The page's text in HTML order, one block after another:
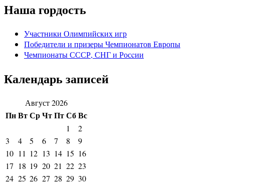
Наша гордость
Участники Олимпийских игр
Победители и призеры Чемпионатов Европы
Чемпионаты СССР, СНГ и Росcии
Календарь записей
Август 2026
ПнВтСрЧтПтСбВс
1
2
3
4 5 6 7 8
9
10 11 12 13 14 15 16
17 18 19 20 21 22 23
24 25 26 27 28 29 30